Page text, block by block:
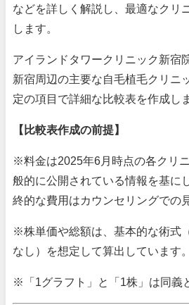
などを詳しく解説し、最適なクリ
します。
アイランドタワークリニック新宿
新宿周辺の主要な自毛植毛クリニ
定の項目で詳細な比較表を作成し
【比較表作成の前提】
※料金は2025年6月時点の各クリ
般的に公開されている情報を基に
終的な費用はカウンセリングでの
※株単価や総額は、基本的な術式
なし）を想定して算出しています。
※「1グラフト」と「1株」は同義